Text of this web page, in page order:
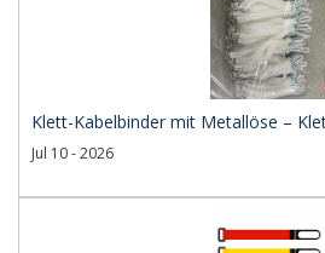
Klett-Kabelbinder mit Metallöse –
Jul 10 - 2026